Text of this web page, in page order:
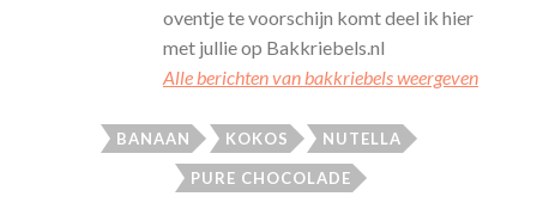
oventje te voorschijn komt deel ik hier
met jullie op Bakkriebels.nl
Alle berichten van bakkriebels weergeven
BANAAN KOKOS NUTELLA
PURE CHOCOLADE